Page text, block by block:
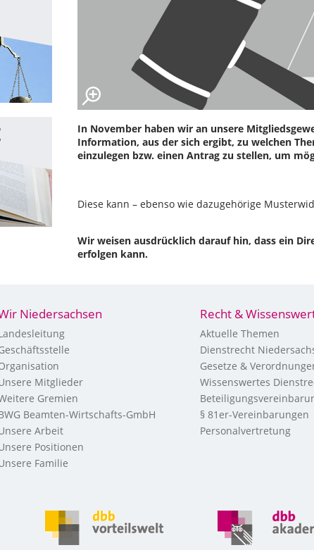
In November haben wir an unsere
Information, aus der sich ergibt, zu welchen
einzulegen bzw. einen Antrag zu stellen, um
Diese kann – ebenso wie dazugehörige
Wir weisen ausdrücklich darauf hin, dass ein
erfolgen kann.
Niedersachsen
Mitglieder
Gremien
Beamten-Wirtschafts-GmbH
Arbeit
Positionen
Familie
Recht &
Aktuelle Themen
Dienstrecht
Gesetze &
Wissenswertes
§ 81er-Vereinbarungen
Personalvertretung